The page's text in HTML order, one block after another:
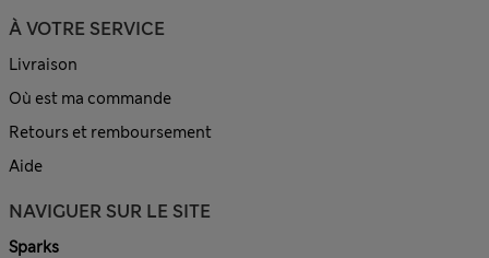
À VOTRE SERVICE
Livraison
Où est ma commande
Retours et remboursement
Aide
NAVIGUER SUR LE SITE
Sparks